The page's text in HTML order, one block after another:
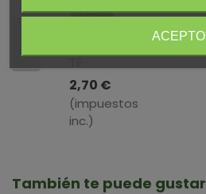
VERDE
HOJA A
GRANEL,
100 GR
2,70 €
(impuestos
inc.)
También te puede gustar
ACEPTO